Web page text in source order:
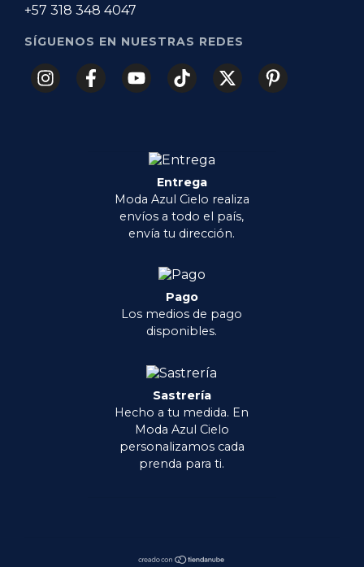
+57 318 348 4047
SÍGUENOS EN NUESTRAS REDES
Entrega
Moda Azul Cielo realiza
envíos a todo el país,
envía tu dirección.
Pago
Los medios de pago
disponibles.
Sastrería
Hecho a tu medida. En
Moda Azul Cielo
personalizamos cada
prenda para ti.